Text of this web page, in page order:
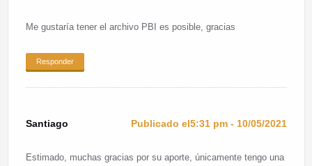
Me gustaría tener el archivo PBI es posible, gracias
Responder
Santiago Publicado el5:31 pm - 10/05/2021
Estimado, muchas gracias por su aporte, únicamente tengo una